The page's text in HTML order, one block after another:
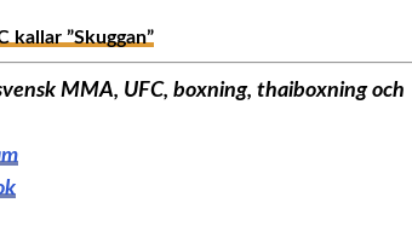
kallar ”Skuggan”
MMA, UFC, boxning, thaiboxning och